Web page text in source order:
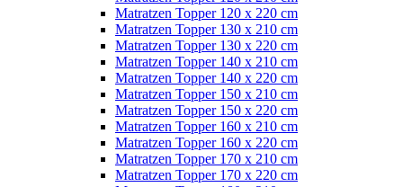
Matratzen Topper 120 x 220 cm
Matratzen Topper 130 x 210 cm
Matratzen Topper 130 x 220 cm
Matratzen Topper 140 x 210 cm
Matratzen Topper 140 x 220 cm
Matratzen Topper 150 x 210 cm
Matratzen Topper 150 x 220 cm
Matratzen Topper 160 x 210 cm
Matratzen Topper 160 x 220 cm
Matratzen Topper 170 x 210 cm
Matratzen Topper 170 x 220 cm